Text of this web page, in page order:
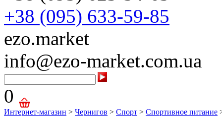
+38 (095) 633-59-85
ezo.market
info@ezo-market.com.ua
0
Интернет-магазин > Чернигов > Спорт > Спортивное питание